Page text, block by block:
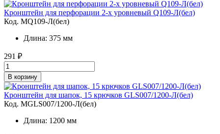
Кронштейн для перфорации 2-х уровневый Q109-Л(бел)
Код. MQ109-Л(бел)
Длина: 375 мм
291 ₽
В корзину
Кронштейн для шапок, 15 крючков GLS007/1200-Л(бел)
Код. MGLS007/1200-Л(бел)
Длина: 1200 мм